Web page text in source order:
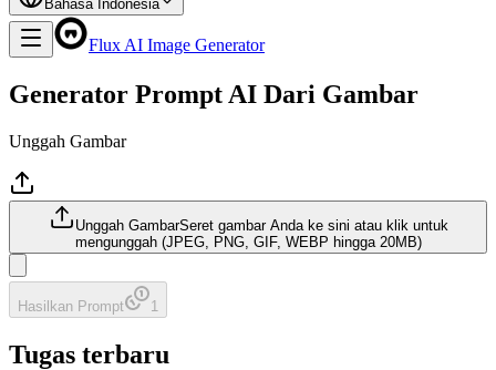
Bahasa Indonesia
Flux AI Image Generator
Generator Prompt AI Dari Gambar
Unggah Gambar
Unggah GambarSeret gambar Anda ke sini atau klik untuk
mengunggah (JPEG, PNG, GIF, WEBP hingga 20MB)
Hasilkan Prompt 1
Tugas terbaru